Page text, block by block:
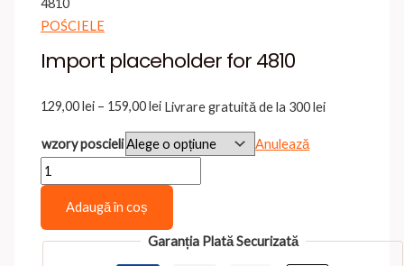
4810
POŚCIELE
Import placeholder for 4810
129,00 lei – 159,00 leiInterval
de
prețuri:
159,00 lei
Livrare gratuită de la 300 lei
wzory poscieli
Anulează
Cantitate
Import
placeholder
for
Adaugă în coș
Garanția Plată Securizată